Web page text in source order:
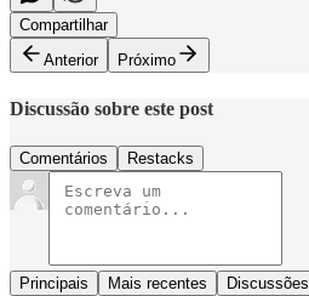
Compartilhar
Anterior
Próximo
Discussão sobre este post
Comentários Restacks
Principais Mais recentes Discussões